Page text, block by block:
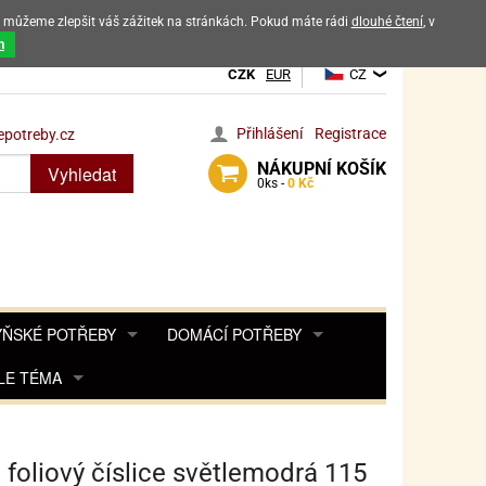
výrobků
CZK EUR CZ
Přihlášení Registrace
NÁKUPNÍ KOŠÍK
0 ks - 0 Kč
Vyhledat
POTŘEBY
KOŘENKY
KÁVOVARŮ
DOMÁCÍ POTŘEBY
KOŠÍKY
TÉMA
PRO FANOUŠKY BARBIE
NAROZENINOVÉ SVÍČKY
foliový číslice světlemodrá 115
zlepšit váš zážitek na stránkách. Pokud máte rádi dlouhé čtení, v